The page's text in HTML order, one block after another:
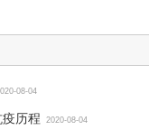
08-04
历程 2020-08-04